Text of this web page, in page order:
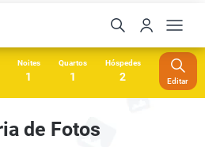
Noites
1
Quartos
1
Hóspedes
2 Editar
de Fotos